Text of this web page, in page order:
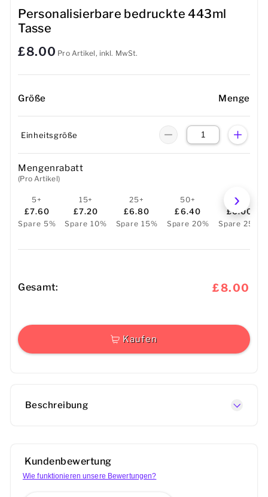
Tassen
Personalisierbare bedruckte 443ml
Tasse
£8.00 Pro Artikel, inkl. MwSt.
Größe Menge
Einheitsgröße
Mengenrabatt
(Pro Artikel)
5+
£7.60
Spare 5%
15+
£7.20
Spare 10%
25+
£6.80
Spare 15%
50+
£6.40
Spare 20%
100+
£6.00
Spare 25%
Gesamt: £8.00
Kaufen
Beschreibung
Kundenbewertung
Wie funktionieren unsere Bewertungen?